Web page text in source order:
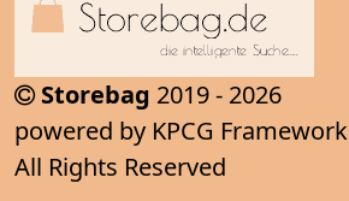
Storebag 2019 - 2026
powered by KPCG Framework
All Rights Reserved